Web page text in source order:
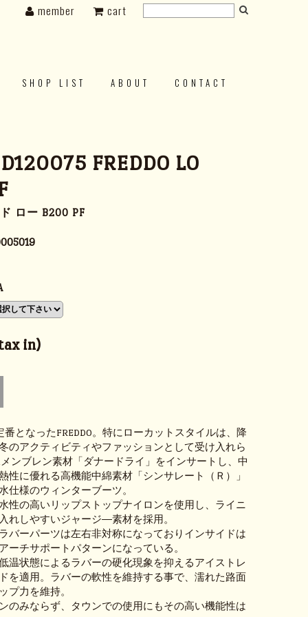
SHOP LIST ABOUT CONTACT
member cart
FREDDO LO
ロー B200 PF
in)
番となったFREDDO。特にローカットスタイルは、降
のアクティビティやファッションとして受け入れら
ンブレン素材「ダナードライ」をインサートし、中
性に優れる高機能中綿素材「シンサレート（Ｒ）」
仕様のウィンターブーツ。
性の高いリップストップナイロンを使用し、ライニ
れしやすいジャージ―素材を採用。
バーパーツは左右非対称になっておりインサイドは
ーチサポートパターンになっている。
温状態によるラバーの硬化現象を抑えるアイストレ
を適用。ラバーの軟性を維持する事で、濡れた路面
プ力を維持。
のみならず、タウンでの使用にもその高い機能性は